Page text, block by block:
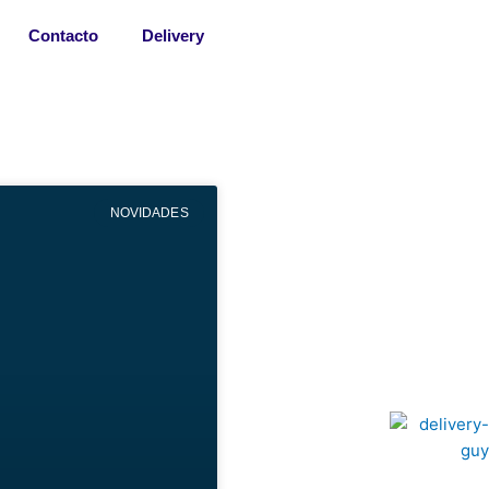
Contacto Delivery
NOVIDADES